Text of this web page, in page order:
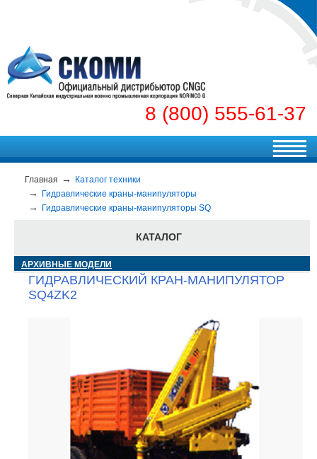
8 (800) 555-61-37
Главная
Каталог техники
Гидравлические краны-манипуляторы
Гидравлические краны-манипуляторы SQ
КАТАЛОГ
АРХИВНЫЕ МОДЕЛИ
ГИДРАВЛИЧЕСКИЙ КРАН-МАНИПУЛЯТОР
SQ4ZK2